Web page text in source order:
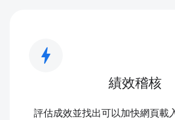
bolt
績效稽核
評估成效並找出可以加快網頁載